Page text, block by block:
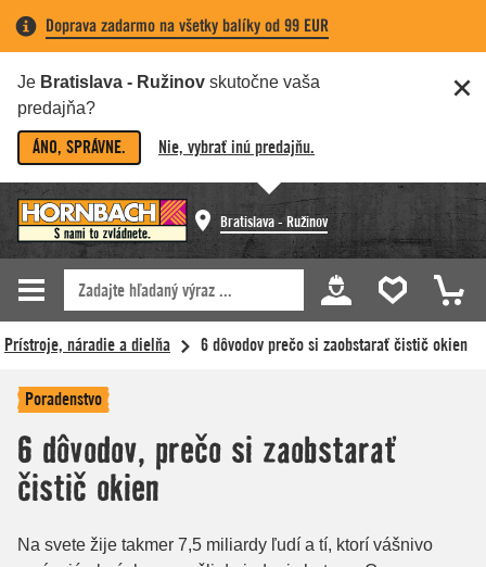
Doprava zadarmo na všetky balíky od 99 EUR
Je Bratislava - Ružinov skutočne vaša
predajňa?
ÁNO, SPRÁVNE. Nie, vybrať inú predajňu.
Bratislava - Ružinov